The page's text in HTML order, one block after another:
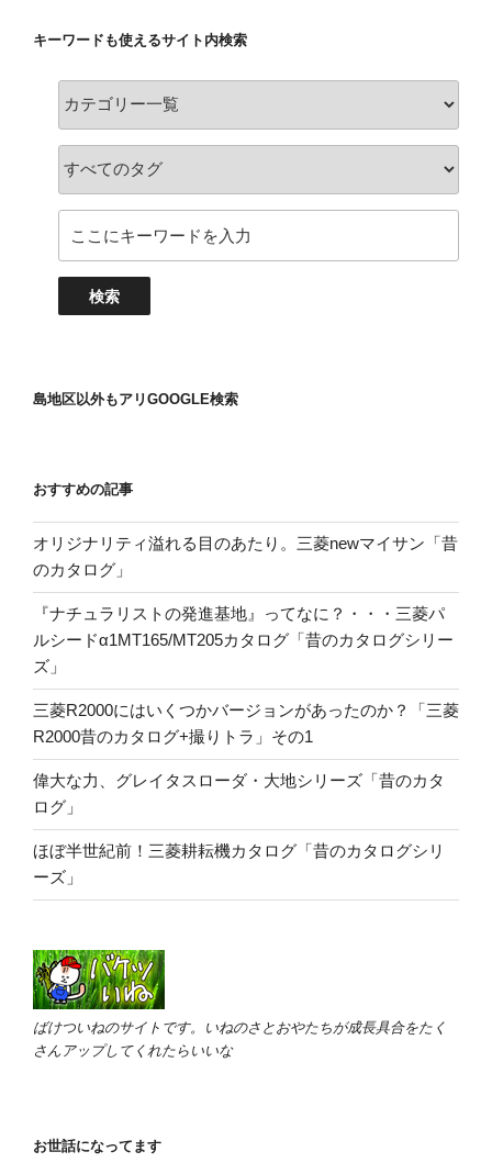
キーワードも使えるサイト内検索
島地区以外もアリGOOGLE検索
おすすめの記事
オリジナリティ溢れる目のあたり。三菱newマイサン「昔
のカタログ」
『ナチュラリストの発進基地』ってなに？・・・三菱パ
ルシードα1MT165/MT205カタログ「昔のカタログシリー
ズ」
三菱R2000にはいくつかバージョンがあったのか？「三菱
R2000昔のカタログ+撮りトラ」その1
偉大な力、グレイタスローダ・大地シリーズ「昔のカタ
ログ」
ほぼ半世紀前！三菱耕耘機カタログ「昔のカタログシリ
ーズ」
ばけついねのサイトです。いねのさとおやたちが成長具合をたく
さんアップしてくれたらいいな
お世話になってます